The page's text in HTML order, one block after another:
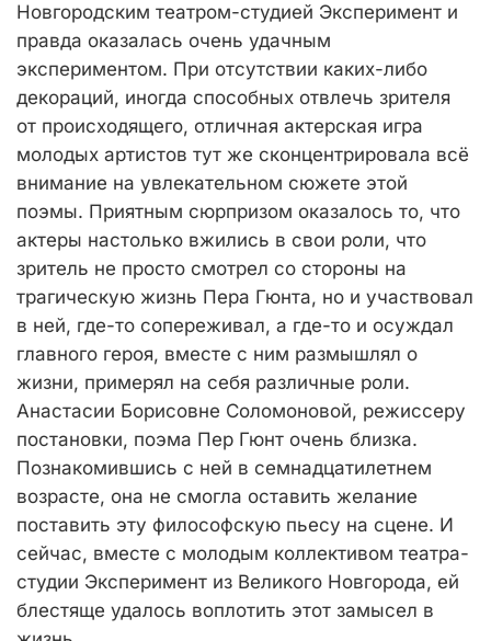
Новгородским театром-студией Эксперимент и
правда оказалась очень удачным
экспериментом. При отсутствии каких-либо
декораций, иногда способных отвлечь зрителя
от происходящего, отличная актерская игра
молодых артистов тут же сконцентрировала всё
внимание на увлекательном сюжете этой
поэмы. Приятным сюрпризом оказалось то, что
актеры настолько вжились в свои роли, что
зритель не просто смотрел со стороны на
трагическую жизнь Пера Гюнта, но и участвовал
в ней, где-то сопереживал, а где-то и осуждал
главного героя, вместе с ним размышлял о
жизни, примерял на себя различные роли.
Анастасии Борисовне Соломоновой, режиссеру
постановки, поэма Пер Гюнт очень близка.
Познакомившись с ней в семнадцатилетнем
возрасте, она не смогла оставить желание
поставить эту философскую пьесу на сцене. И
сейчас, вместе с молодым коллективом театра-
студии Эксперимент из Великого Новгорода, ей
блестяще удалось воплотить этот замысел в